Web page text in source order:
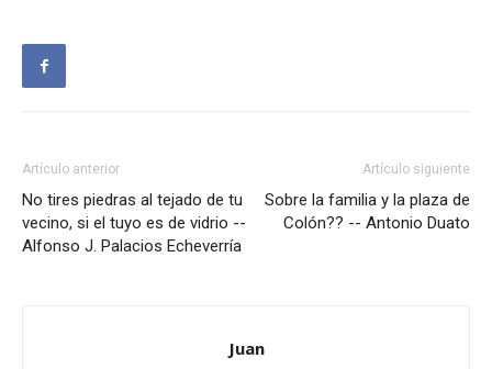
Artículo anterior
No tires piedras al tejado de tu
vecino, si el tuyo es de vidrio --
Alfonso J. Palacios Echeverría
Artículo siguiente
Sobre la familia y la plaza de
Colón?? -- Antonio Duato
Juan